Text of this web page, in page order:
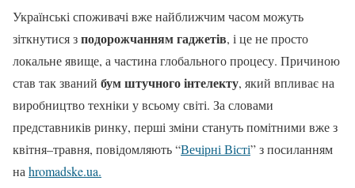
Українські споживачі вже найближчим часом можуть
зіткнутися зподорожчанням гаджетів, і це не просто
локальне явище, а частина глобального процесу. Причиною
став так званий бум штучного інтелекту, який впливає на
виробництво техніки у всьому світі. За словами
представників ринку, перші зміни стануть помітними вже з
квітня–травня, повідомляють “Вечірні Вісті” з посиланням
на hromadske.ua.